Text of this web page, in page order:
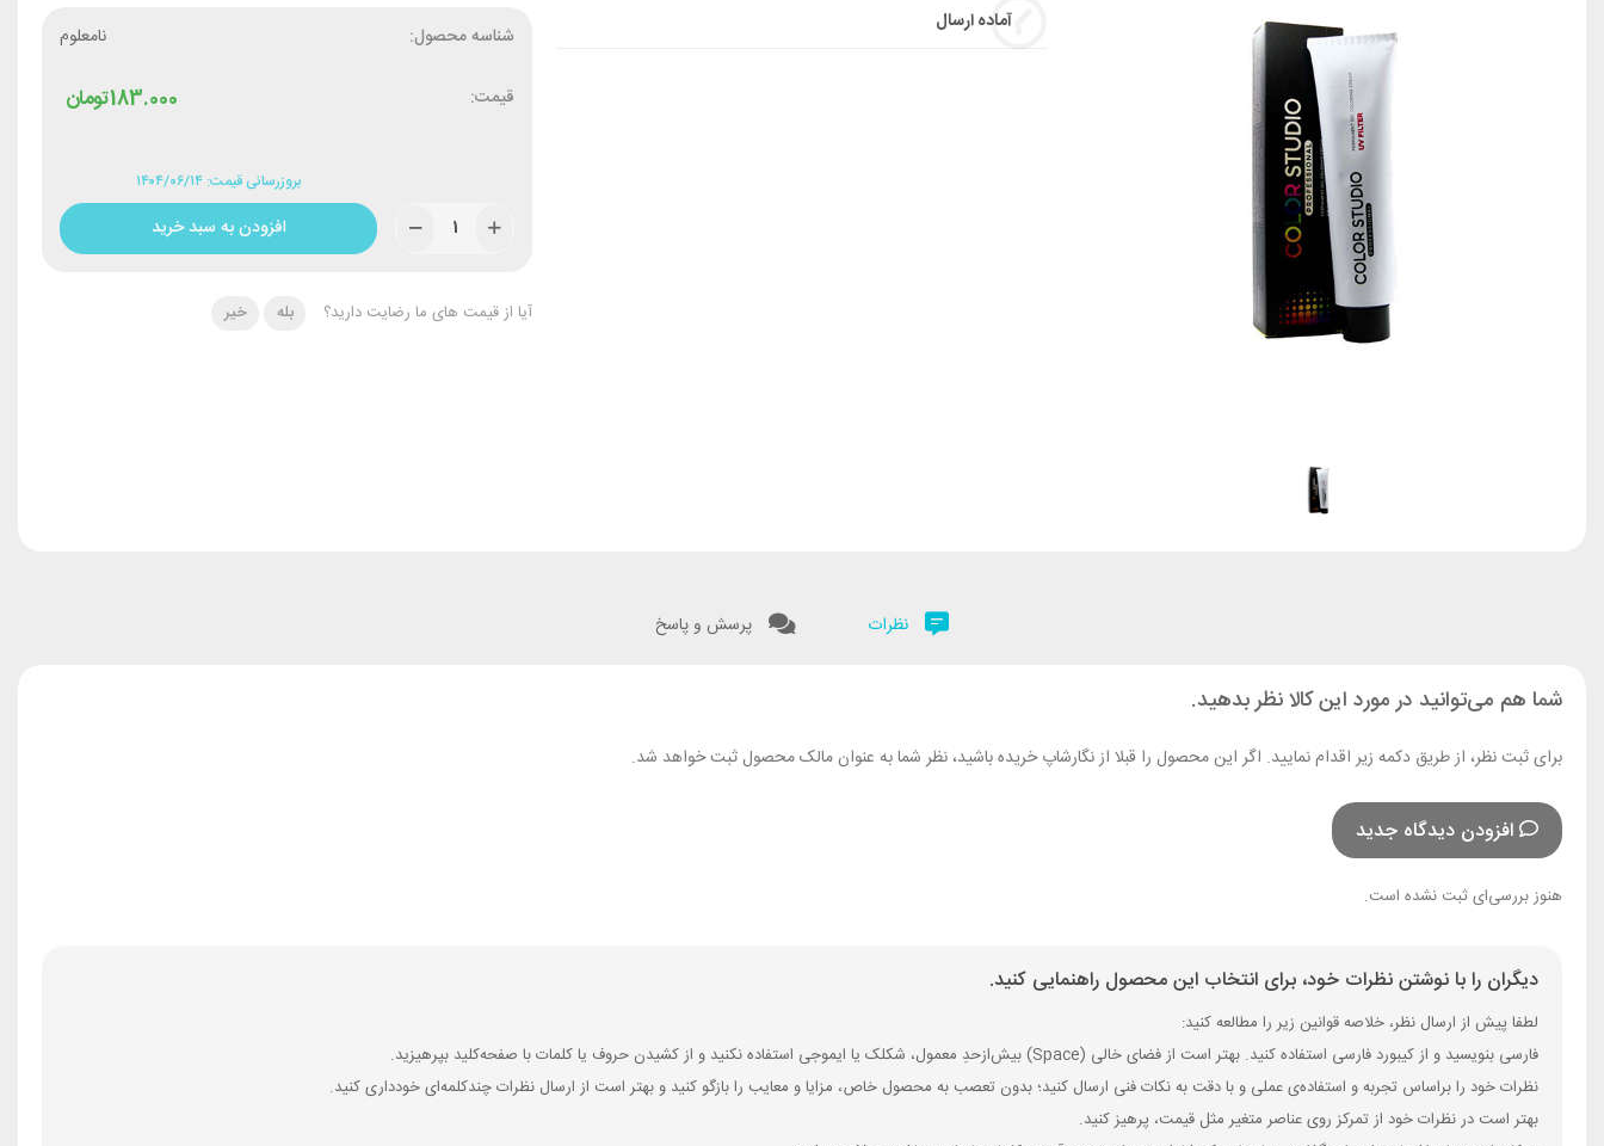
آماده ارسال
شناسه محصول: نامعلوم
قیمت: تومان183.000
بروزرسانی قیمت: ۱۴۰۴/۰۶/۱۴
افزودن به سبد خرید
آیا از قیمت های ما رضایت دارید؟ بله خیر
نظرات پرسش و پاسخ
شما هم می‌توانید در مورد این کالا نظر بدهید.
برای ثبت نظر، از طریق دکمه زیر اقدام نمایید. اگر این محصول را قبلا از نگارشاپ خریده باشید، نظر شما به عنوان مالک محصول ثبت خواهد شد.
افزودن دیدگاه جدید
هنوز بررسی‌ای ثبت نشده است.
دیگران را با نوشتن نظرات خود، برای انتخاب این محصول راهنمایی کنید.
لطفا پیش از ارسال نظر، خلاصه قوانین زیر را مطالعه کنید:
فارسی بنویسید و از کیبورد فارسی استفاده کنید. بهتر است از فضای خالی (Space) بیش‌از‌حدِ معمول، شکلک یا ایموجی استفاده نکنید و از کشیدن حروف یا کلمات با صفحه‌کلید بپرهیزید.
نظرات خود را براساس تجربه و استفاده‌ی عملی و با دقت به نکات فنی ارسال کنید؛ بدون تعصب به محصول خاص، مزایا و معایب را بازگو کنید و بهتر است از ارسال نظرات چندکلمه‌‌ای خودداری کنید.
بهتر است در نظرات خود از تمرکز روی عناصر متغیر مثل قیمت، پرهیز کنید.